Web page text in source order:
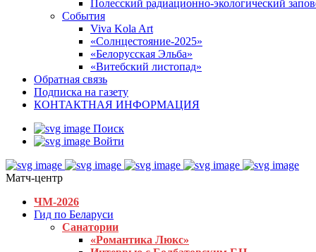
Полесский радиационно-экологический
События
Viva Kola Art
«Солнцестояние-2025»
«Белорусская Эльба»
«Витебский листопад»
Обратная связь
Подписка на газету
КОНТАКТНАЯ ИНФОРМАЦИЯ
Поиск
Войти
Матч-центр
ЧМ-2026
Гид по Беларуси
Санатории
«Романтика Люкс»